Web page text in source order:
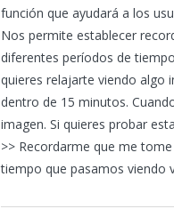
función que ayudará a los
Nos permite establecer
diferentes períodos de
quieres relajarte viendo algo
dentro de 15 minutos.
imagen. Si quieres probar
>> Recordarme que me
tiempo que pasamos viendo